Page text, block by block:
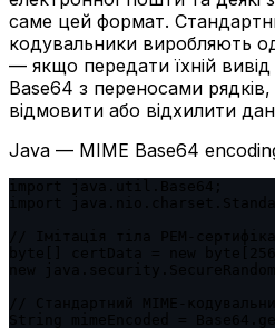
саме цей формат.
кодувальники виробляють
— якщо передати їхній вивід
Base64 з переносами
відмовити або відхилити
Java — MIME Base64
byte[] certData = new
// Стандартний MIME-
String mimeEncoded =